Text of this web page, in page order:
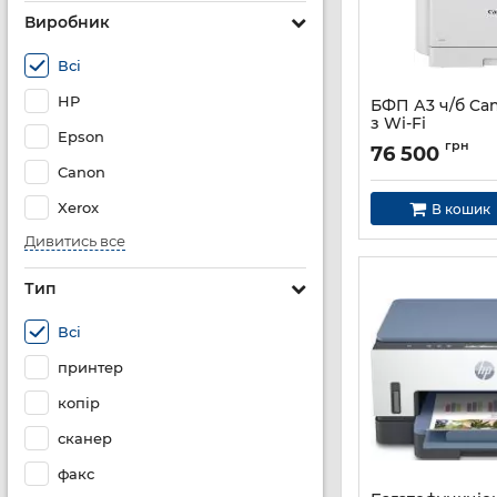
Виробник
Всі
HP
Epson
Canon
Xerox
Дивитись все
Тип
Всі
принтер
копір
сканер
факс
БФП А3 ч/б
з Wi-Fi
Артикул: 7079C001
76 500 грн
В кошик